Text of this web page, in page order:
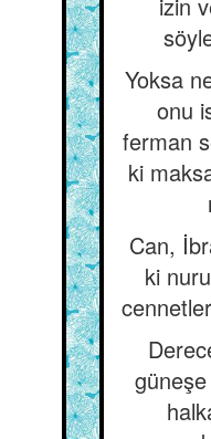
Yoksa
onu
ferman
ki
Can,
ki